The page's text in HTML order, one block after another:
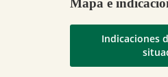
Indicaciones